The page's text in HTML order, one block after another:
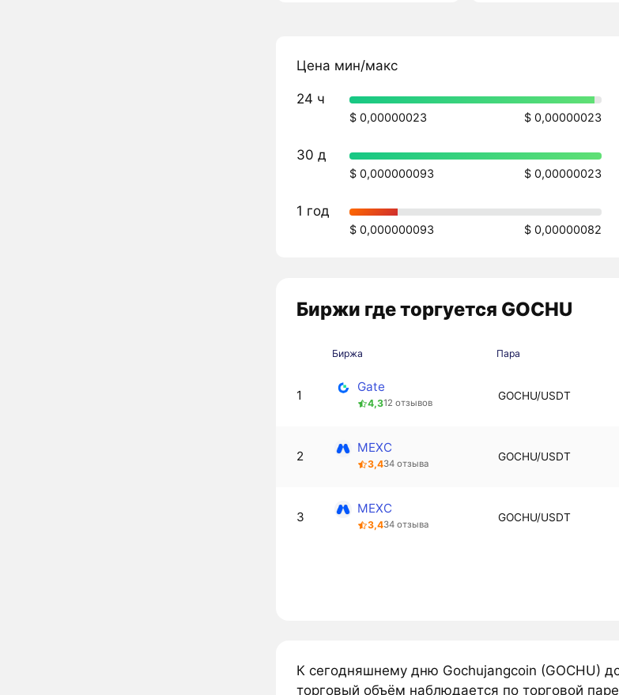
Цена мин/макс
24 ч
$ 0,00000023 $ 0,00000023
30 д
$ 0,000000093 $ 0,00000023
1 год
$ 0,000000093 $ 0,00000082
Биржи где торгуется GOCHU
Биржа Пара
1
Gate
4,312 отзывов
GOCHU/USDT
2
MEXC
3,434 отзыва
GOCHU/USDT
3
MEXC
3,434 отзыва
GOCHU/USDT
К сегодняшнему дню Gochujangcoin (GOCHU)
торговый объём наблюдается по торговой